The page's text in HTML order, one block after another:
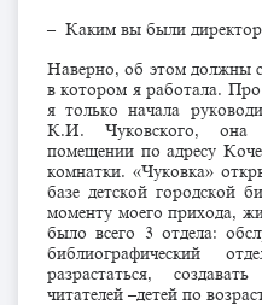
– Каким вы были
Наверно, об этом должны
в котором я работала.
я только начала
К.И. Чуковского, она
помещении по адресу
комнатки. «Чуковка»
базе детской городской
моменту моего прихода,
было всего 3 отдела:
библиографический
разрастаться,
читателей –детей по